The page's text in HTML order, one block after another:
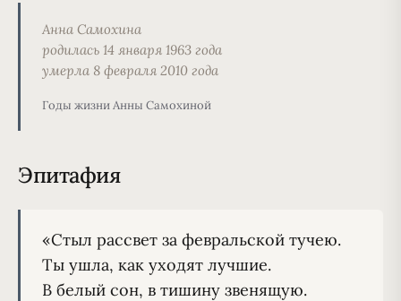
Анна Самохина
родилась 14 января 1963 года
умерла 8 февраля 2010 года
Годы жизни Анны Самохиной
Эпитафия
«Стыл рассвет за февральской тучею.
Ты ушла, как уходят лучшие.
В белый сон, в тишину звенящую.